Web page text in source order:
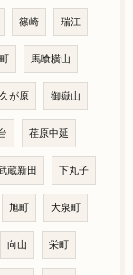
篠崎 瑞江
馬喰横山
久が原 御嶽山
荏原中延
蔵新田 下丸子
旭町 大泉町
向山 栄町